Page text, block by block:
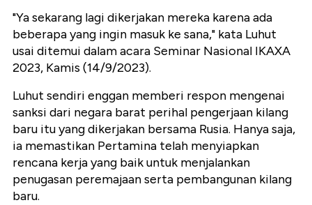
"Ya sekarang lagi dikerjakan mereka karena ada
beberapa yang ingin masuk ke sana," kata Luhut
usai ditemui dalam acara Seminar Nasional IKAXA
2023, Kamis (14/9/2023).
Luhut sendiri enggan memberi respon mengenai
sanksi dari negara barat perihal pengerjaan kilang
baru itu yang dikerjakan bersama Rusia. Hanya saja,
ia memastikan Pertamina telah menyiapkan
rencana kerja yang baik untuk menjalankan
penugasan peremajaan serta pembangunan kilang
baru.